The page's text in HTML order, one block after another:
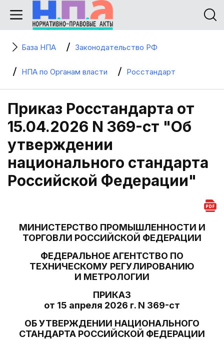
База НПА Законодательство РФ
НПА по Органам власти Росстандарт
Приказ Росстандарта от
15.04.2026 N 369-ст "Об
утверждении
национального стандарта
Российской Федерации"
МИНИСТЕРСТВО ПРОМЫШЛЕННОСТИ И
ТОРГОВЛИ РОССИЙСКОЙ ФЕДЕРАЦИИ
ФЕДЕРАЛЬНОЕ АГЕНТСТВО ПО
ТЕХНИЧЕСКОМУ РЕГУЛИРОВАНИЮ
И МЕТРОЛОГИИ
ПРИКАЗ
от 15 апреля 2026 г. N 369-ст
ОБ УТВЕРЖДЕНИИ НАЦИОНАЛЬНОГО
СТАНДАРТА РОССИЙСКОЙ ФЕДЕРАЦИИ